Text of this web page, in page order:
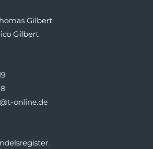
Gilbert
Gilbert
online.de